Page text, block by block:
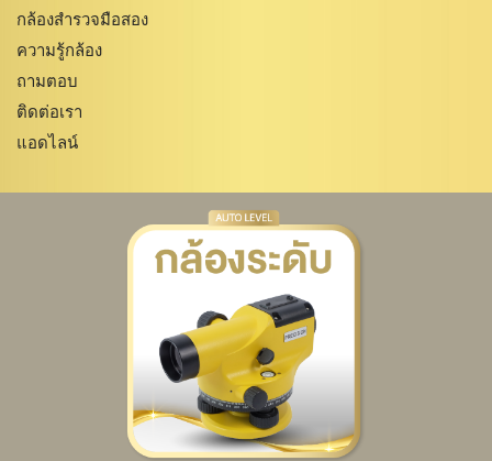
กล้องสำรวจมือสอง
ความรู้กล้อง
ถามตอบ
ติดต่อเรา
แอดไลน์